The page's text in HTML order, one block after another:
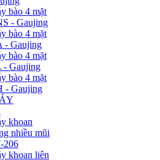
bào 4 mặt
- Gaujing
bào 4 mặt
- Gaujing
bào 4 mặt
- Gaujing
bào 4 mặt
- Gaujing
khoan
nhiều mũi
206
khoan liên